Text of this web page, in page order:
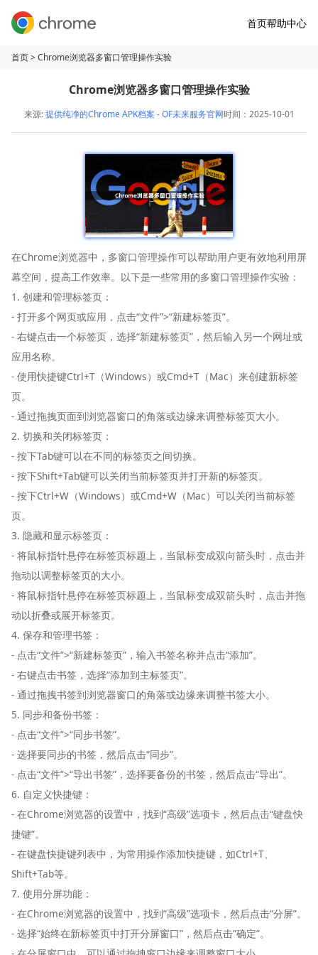
首页帮助中心
首页> Chrome浏览器多窗口管理操作实验
Chrome浏览器多窗口管理操作实验
来源:提供纯净的Chrome APK档案 - OF未来服务官网时间：2025-10-01
在Chrome浏览器中，多窗口管理操作可以帮助用户更有效地利用屏
幕空间，提高工作效率。以下是一些常用的多窗口管理操作实验：
1. 创建和管理标签页：
- 打开多个网页或应用，点击“文件”>“新建标签页”。
- 右键点击一个标签页，选择“新建标签页”，然后输入另一个网址或
应用名称。
- 使用快捷键Ctrl+T（Windows）或Cmd+T（Mac）来创建新标签
页。
- 通过拖拽页面到浏览器窗口的角落或边缘来调整标签页大小。
2. 切换和关闭标签页：
- 按下Tab键可以在不同的标签页之间切换。
- 按下Shift+Tab键可以关闭当前标签页并打开新的标签页。
- 按下Ctrl+W（Windows）或Cmd+W（Mac）可以关闭当前标签
页。
3. 隐藏和显示标签页：
- 将鼠标指针悬停在标签页标题上，当鼠标变成双向箭头时，点击并
拖动以调整标签页的大小。
- 将鼠标指针悬停在标签页标题上，当鼠标变成双箭头时，点击并拖
动以折叠或展开标签页。
4. 保存和管理书签：
- 点击“文件”>“新建标签页”，输入书签名称并点击“添加”。
- 右键点击书签，选择“添加到主标签页”。
- 通过拖拽书签到浏览器窗口的角落或边缘来调整书签大小。
5. 同步和备份书签：
- 点击“文件”>“同步书签”。
- 选择要同步的书签，然后点击“同步”。
- 点击“文件”>“导出书签”，选择要备份的书签，然后点击“导出”。
6. 自定义快捷键：
- 在Chrome浏览器的设置中，找到“高级”选项卡，然后点击“键盘快
捷键”。
- 在键盘快捷键列表中，为常用操作添加快捷键，如Ctrl+T、
Shift+Tab等。
7. 使用分屏功能：
- 在Chrome浏览器的设置中，找到“高级”选项卡，然后点击“分屏”。
- 选择“始终在新标签页中打开分屏窗口”，然后点击“确定”。